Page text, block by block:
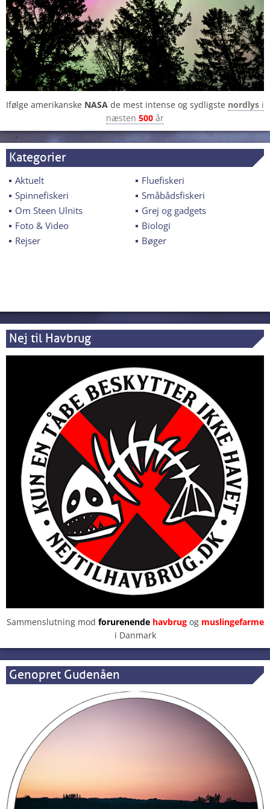
Ifølge amerikanske NASA de mest intense og sydligste nordlys i
næsten 500 år
Kategorier
Aktuelt
Fluefiskeri
Spinnefiskeri
Småbådsfiskeri
Om Steen Ulnits
Grej og gadgets
Foto & Video
Biologi
Rejser
Bøger
Nej til Havbrug
Sammenslutning mod forurenendehavbrugog muslingefarme
i Danmark
Genopret Gudenåen